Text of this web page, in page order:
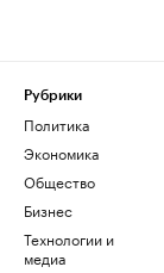
Рубрики
Политика
Экономика
Общество
Бизнес
Технологии и
медиа